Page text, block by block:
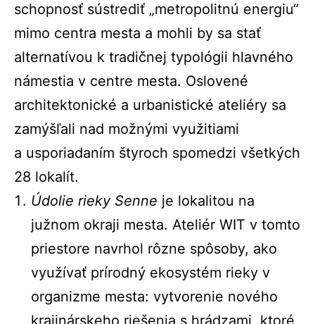
schopnosť sústrediť „metropolitnú energiu“
mimo centra mesta a mohli by sa stať
alternatívou k tradičnej typológii hlavného
námestia v centre mesta. Oslovené
architektonické a urbanistické ateliéry sa
zamýšľali nad možnými využitiami
a usporiadaním štyroch spomedzi všetkých
28 lokalít.
Údolie rieky Senne je lokalitou na
južnom okraji mesta. Ateliér WIT v tomto
priestore navrhol rôzne spôsoby, ako
využívať prírodný ekosystém rieky v
organizme mesta: vytvorenie nového
krajinárskeho riešenia s hrádzami, ktoré